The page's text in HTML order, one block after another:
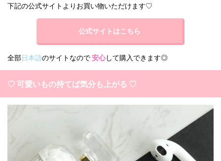
下記の公式サイトよりお買い物いただけます♡
公式サイトはこちら
全部日本語のサイトなので安心して購入できます◎
♡ 可愛いもの持てば気分も上がる ♡